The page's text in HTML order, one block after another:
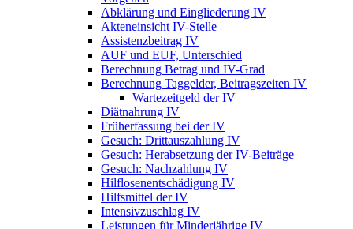
Abklärung und Eingliederung IV
Akteneinsicht IV-Stelle
Assistenzbeitrag IV
AUF und EUF, Unterschied
Berechnung Betrag und IV-Grad
Berechnung Taggelder, Beitragszeiten IV
Wartezeitgeld der IV
Diätnahrung IV
Früherfassung bei der IV
Gesuch: Drittauszahlung IV
Gesuch: Herabsetzung der IV-Beiträge
Gesuch: Nachzahlung IV
Hilflosenentschädigung IV
Hilfsmittel der IV
Intensivzuschlag IV
Leistungen für Minderjährige IV